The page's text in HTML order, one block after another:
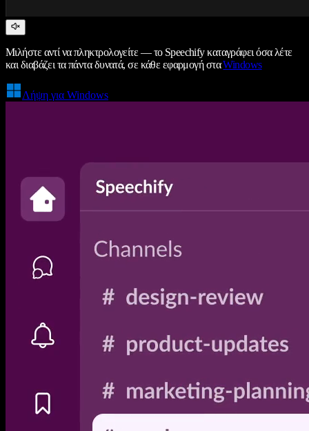
Μιλήστε αντί να πληκτρολογείτε — το Speechify καταγράφει όσα λέτε
και διαβάζει τα πάντα δυνατά, σε κάθε εφαρμογή σταWindows
Λήψη για Windows